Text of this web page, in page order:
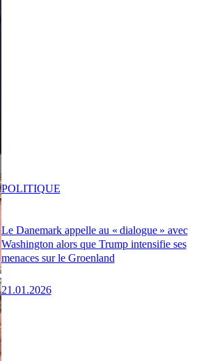
Le Danemark appelle au « dialogue » avec
Washington alors que Trump intensifie ses
menaces sur le Groenland
21.01.2026
POLITIQUE